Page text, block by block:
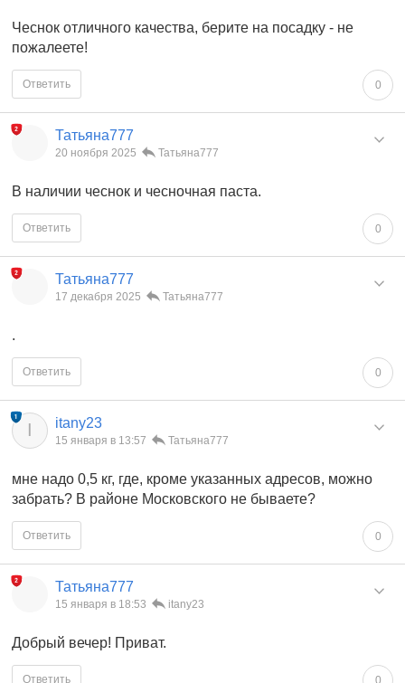
Чеснок отличного качества, берите на посадку - не
пожалеете!
0
Ответить
Татьяна777
20 ноября 2025 Татьяна777
В наличии чеснок и чесночная паста.
0
Ответить
Татьяна777
17 декабря 2025 Татьяна777
.
0
Ответить
I itany23
15 января в 13:57 Татьяна777
мне надо 0,5 кг, где, кроме указанных адресов, можно
забрать? В районе Московского не бываете?
0
Ответить
Татьяна777
15 января в 18:53 itany23
Добрый вечер! Приват.
0
Ответить